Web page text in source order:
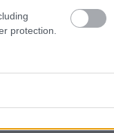
protection.